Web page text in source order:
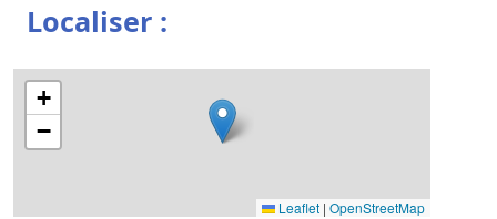
Localiser :
+
−
Leaflet | OpenStreetMap